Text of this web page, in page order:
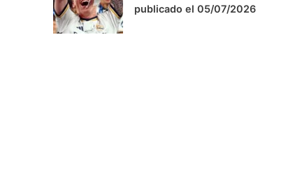
publicado el 05/07/2026